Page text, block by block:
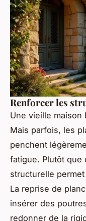
Renforcer les
Une vieille maison
Mais parfois, les
penchent
fatigue. Plutôt que
structurelle
La reprise de
insérer des
redonner de la